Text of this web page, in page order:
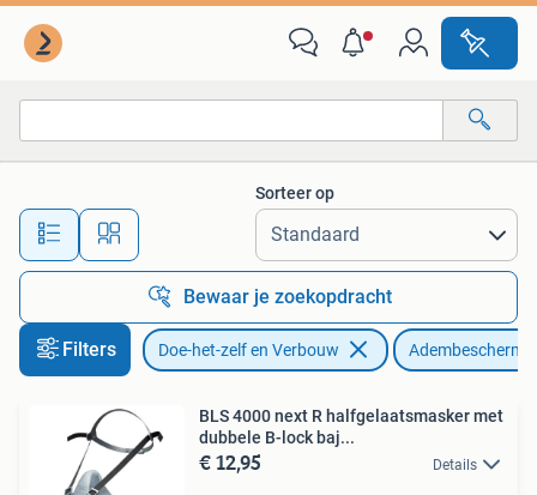
Alle afstanden…
Sorteer op
Bewaar je zoekopdracht
Filters Doe-het-zelf en Verbouw
BLS 4000 next R halfgelaatsmasker met
dubbele B-lock baj...
€ 12,95 Details